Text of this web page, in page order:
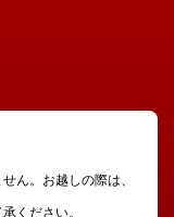
ん。お越しの際は、
ください。